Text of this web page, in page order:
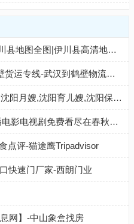
伊川县地图|伊川县地图查询|伊川县地图全图|伊川县高清地图—旅游地图高清版
武汉到鹤壁物流专线-武汉到鹤壁货运专线-武汉到鹤壁物流公司-点到物流
沈阳生活网-沈阳家政,沈阳保姆,沈阳月嫂,沈阳育儿嫂,沈阳保洁公司
春秋影院 - 2024年最新高清热播电影电视剧免费看尽在春秋影视网
点评-猫途鹰Tripadvisor
快速门厂家-西朗门业
网】-中山象盒找房